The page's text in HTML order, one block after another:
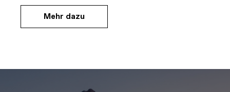
Mehr dazu